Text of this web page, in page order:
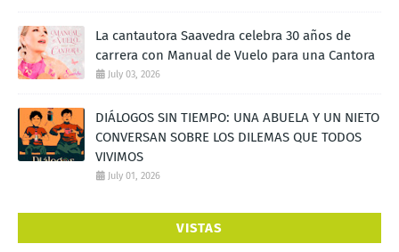
La cantautora Saavedra celebra 30 años de
carrera con Manual de Vuelo para una Cantora
July 03, 2026
DIÁLOGOS SIN TIEMPO: UNA ABUELA Y UN NIETO
CONVERSAN SOBRE LOS DILEMAS QUE TODOS
VIVIMOS
July 01, 2026
VISTAS